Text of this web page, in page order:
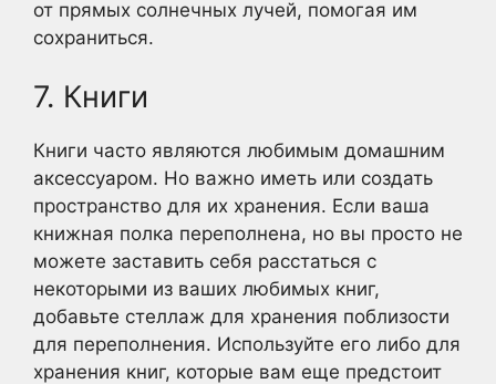
от прямых солнечных лучей, помогая им
сохраниться.
7. Книги
Книги часто являются любимым домашним
аксессуаром. Но важно иметь или создать
пространство для их хранения. Если ваша
книжная полка переполнена, но вы просто не
можете заставить себя расстаться с
некоторыми из ваших любимых книг,
добавьте стеллаж для хранения поблизости
для переполнения. Используйте его либо для
хранения книг, которые вам еще предстоит